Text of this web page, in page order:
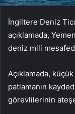
İngiltere Deniz
açıklamada,
deniz mili
Açıklamada,
patlamanın
görevlilerinin ateşe